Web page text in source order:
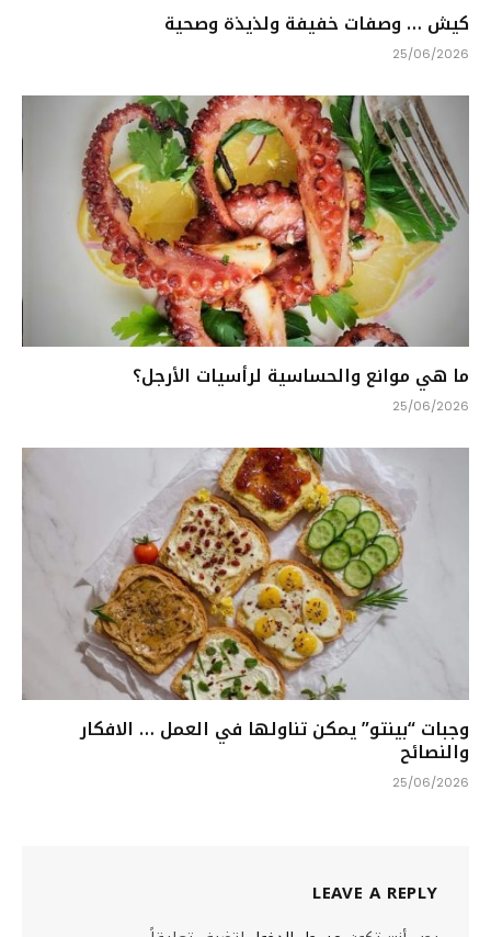
كيش … وصفات خفيفة ولذيذة وصحية
25/06/2026
ما هي موانع والحساسية لرأسيات الأرجل؟
25/06/2026
وجبات “بينتو” يمكن تناولها في العمل … الافكار
والنصائح
25/06/2026
LEAVE A REPLY